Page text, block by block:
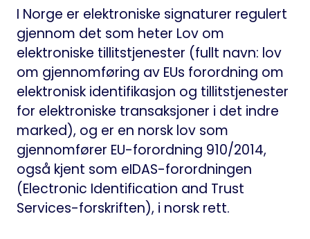
I Norge er elektroniske signaturer regulert
gjennom det som heter Lov om
elektroniske tillitstjenester (fullt navn: lov
om gjennomføring av EUs forordning om
elektronisk identifikasjon og tillitstjenester
for elektroniske transaksjoner i det indre
marked), og er en norsk lov som
gjennomfører EU-forordning 910/2014,
også kjent som eIDAS-forordningen
(Electronic Identification and Trust
Services-forskriften), i norsk rett.